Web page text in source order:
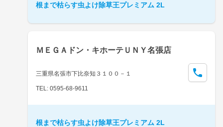
根まで枯らす虫よけ除草王プレミアム 2L
ＭＥＧＡドン・キホーテＵＮＹ名張店
三重県名張市下比奈知３１００－１
TEL: 0595-68-9611
根まで枯らす虫よけ除草王プレミアム 2L